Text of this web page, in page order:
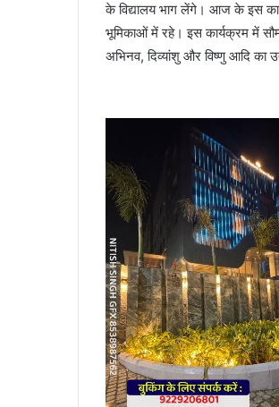
के विद्यालय भाग लेंगे। आज के इस
भूमिकाओं में रहे। इस कार्यक्रम में
अभिनव, दिव्यांशु और विष्णु आदि का